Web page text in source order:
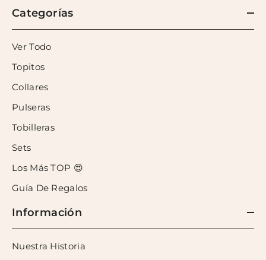
Categorías
Ver Todo
Topitos
Collares
Pulseras
Tobilleras
Sets
Los Más TOP 😍
Guía De Regalos
Información
Nuestra Historia